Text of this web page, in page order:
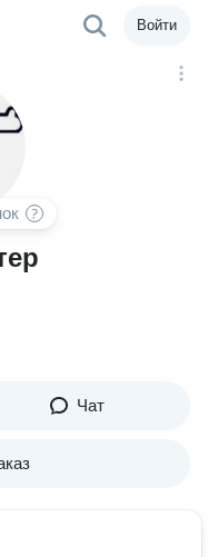
Войти
Чат